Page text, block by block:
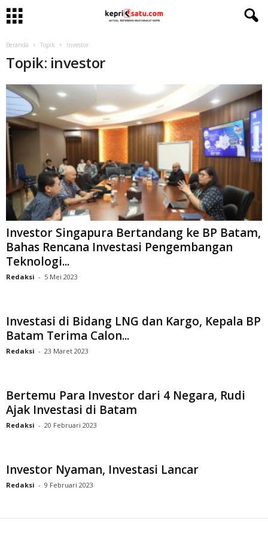
Beranda Topik Investor
Topik: investor
Investor Singapura Bertandang ke BP Batam,
Bahas Rencana Investasi Pengembangan
Teknologi...
Redaksi - 5 Mei 2023
Investasi di Bidang LNG dan Kargo, Kepala BP
Batam Terima Calon...
Redaksi - 23 Maret 2023
Bertemu Para Investor dari 4 Negara, Rudi
Ajak Investasi di Batam
Redaksi - 20 Februari 2023
Investor Nyaman, Investasi Lancar
Redaksi - 9 Februari 2023